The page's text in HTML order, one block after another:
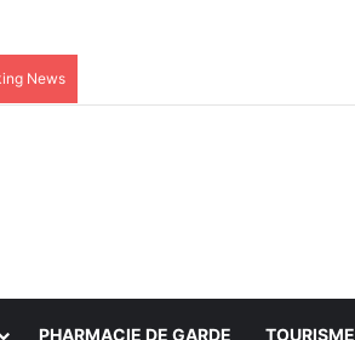
News
PHARMACIE DE GARDE TOURISME